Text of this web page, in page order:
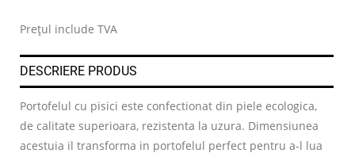
Prețul include TVA
DESCRIERE PRODUS
Portofelul cu pisici este confectionat din piele ecologica,
de calitate superioara, rezistenta la uzura. Dimensiunea
acestuia il transforma in portofelul perfect pentru a-l lua